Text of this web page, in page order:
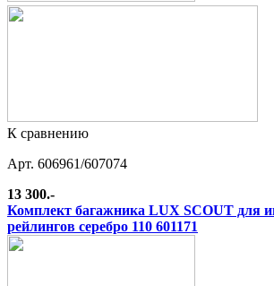
К сравнению
Арт. 606961/607074
13 300.-
Комплект багажника LUX SCOUT для
рейлингов серебро 110 601171